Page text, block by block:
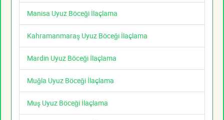
Manisa Uyuz Böceği İlaçlama
Kahramanmaraş Uyuz Böceği İlaçlama
Mardin Uyuz Böceği İlaçlama
Muğla Uyuz Böceği İlaçlama
Muş Uyuz Böceği İlaçlama